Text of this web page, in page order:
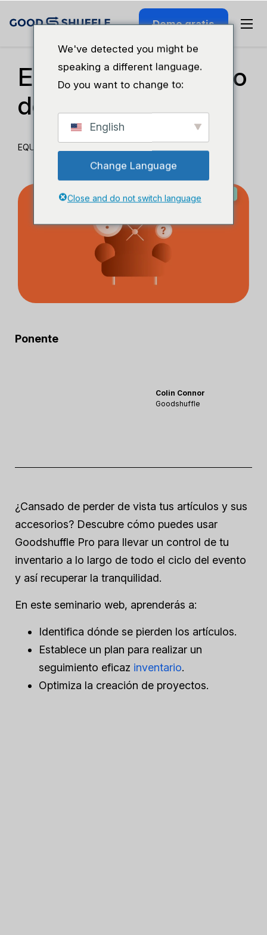
Demo gratis
El misterio del objeto
desaparecido
EQUIPO GOODSHUFFLE
Ponente
Colin Connor
Goodshuffle
¿Cansado de perder de vista tus artículos y sus
accesorios? Descubre cómo puedes usar
Goodshuffle Pro para llevar un control de tu
inventario a lo largo de todo el ciclo del evento
y así recuperar la tranquilidad.
En este seminario web, aprenderás a:
Identifica dónde se pierden los artículos.
Establece un plan para realizar un
seguimiento eficaz inventario.
Optimiza la creación de proyectos.
We've detected you might be
speaking a different language.
Do you want to change to:
English
Change Language
Close and do not switch language